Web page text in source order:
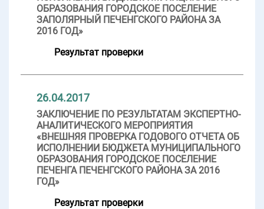
ОБРАЗОВАНИЯ ГОРОДСКОЕ ПОСЕЛЕНИЕ
ЗАПОЛЯРНЫЙ ПЕЧЕНГСКОГО РАЙОНА ЗА
2016 ГОД»
Результат проверки
26.04.2017
ЗАКЛЮЧЕНИЕ ПО РЕЗУЛЬТАТАМ ЭКСПЕРТНО-
АНАЛИТИЧЕСКОГО МЕРОПРИЯТИЯ
«ВНЕШНЯЯ ПРОВЕРКА ГОДОВОГО ОТЧЕТА ОБ
ИСПОЛНЕНИИ БЮДЖЕТА МУНИЦИПАЛЬНОГО
ОБРАЗОВАНИЯ ГОРОДСКОЕ ПОСЕЛЕНИЕ
ПЕЧЕНГА ПЕЧЕНГСКОГО РАЙОНА ЗА 2016
ГОД»
Результат проверки